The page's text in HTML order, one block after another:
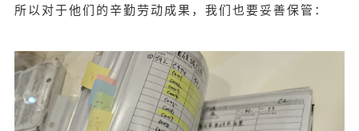
所以对于他们的辛勤劳动成果，我们也要妥善保管：